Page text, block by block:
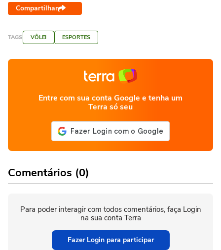
Compartilhar
TAGS VÔLEI ESPORTES
Entre com sua conta Google e tenha um
Terra só seu
Comentários (0)
Para poder interagir com todos comentários, faça Login
na sua conta Terra
Fazer Login para participar